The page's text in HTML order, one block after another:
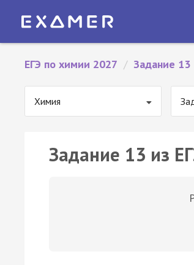
ЕГЭ по химии 2027 / Задание 13
Химия
Задание 13 из